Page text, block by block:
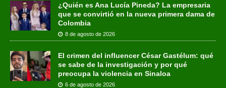
¿Quién es Ana Lucía Pineda? La empresaria
que se convirtió en la nueva primera dama de
Colombia
8 de agosto de 2026
El crimen del influencer César Gastélum: qué
se sabe de la investigación y por qué
preocupa la violencia en Sinaloa
6 de agosto de 2026